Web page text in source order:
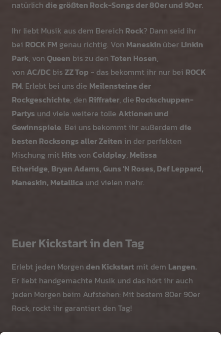
natürlich die größten Rock-Songs der 80er und 90er.
Ihr liebt Musik aus dem Bereich Rock? Dann seid ihr
bei ROCK FM genau richtig. Von Maneskin über Linkin
Park, von Queen bis zu den Toten Hosen,
von AC/DC bisZZ Top - das bekommt ihr nur bei ROCK
FM. Erlebt bei uns die Meilensteine der
Rockgeschichte, den Riffrater, die Rockschuppen-
Partys und viele weitere tolle Aktionen und
Gewinnspiele. Bei uns bekommt ihr außerdem die
besten Rocksongs aller Zeiten in der perfekten
Mischung mit Hits von Coldplay, Melissa
Etheridge, Bryan Adams, Guns 'N Roses, Def Leppard,
Maneskin, Metallica und vielen mehr.
Euer Kickstart in den Tag
Erlebt jeden Morgen den Kickstart mit dem Langen.
Er liebt handgemachte Musik und das hört ihr auch
jeden Morgen beim Aufstehen: Mit bestem 80er 90er
Rock, rockt ihr garantiert den Tag!